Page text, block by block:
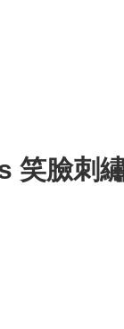
笑臉刺